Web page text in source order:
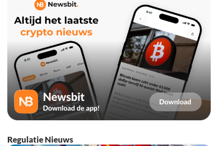
Regulatie Nieuws